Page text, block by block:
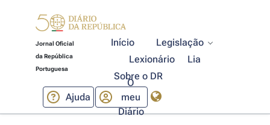
Jornal Oficial
da República
Portuguesa
Início
Legislação
Lexionário
Lia
Sobre o DR
Ajuda
O
meu
Diário